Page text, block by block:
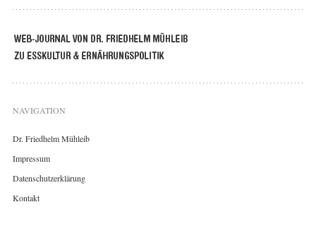
NAVIGATION
Dr. Friedhelm Mühleib
Impressum
Datenschutzerklärung
Kontakt